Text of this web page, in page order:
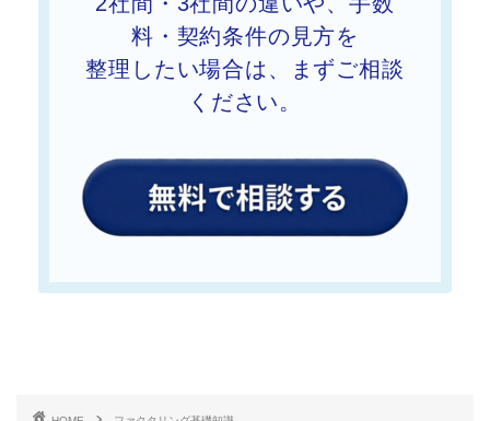
料・契約条件の見方を
整理したい場合は、まずご相談
ください。